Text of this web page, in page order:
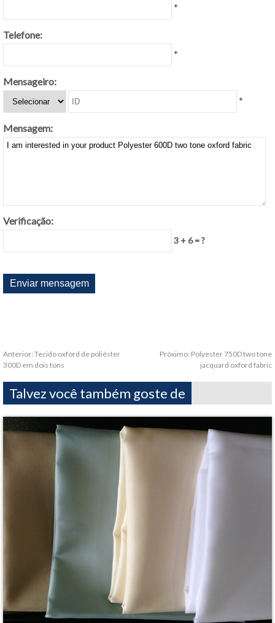
*
Telefone:
*
Mensageiro:
*
Mensagem:
Verificação:
3 + 6 = ?
Anterior: Tecido oxford de poliéster
300D em dois tons
Próximo: Polyester 750D two tone
jacquard oxford fabric
Talvez você também goste de